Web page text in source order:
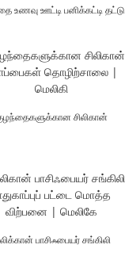
உணவு ஊட்டி பனிக்கட்டி தட்டு
சிலிகான்
பாசிஃபையர் சங்கிலி